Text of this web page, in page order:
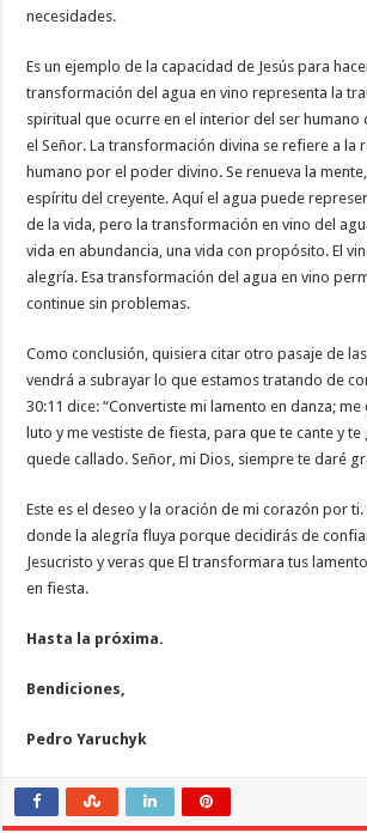
necesidades.
Es un ejemplo de la capacidad de Jesús para
transformación del agua en vino representa la
spiritual que ocurre en el interior del ser humano
el Señor. La transformación divina se refiere a la
humano por el poder divino. Se renueva la
espíritu del creyente. Aquí el agua puede
de la vida, pero la transformación en vino del
vida en abundancia, una vida con propósito. El
alegría. Esa transformación del agua en vino
continue sin problemas.
Como conclusión, quisiera citar otro pasaje de
vendrá a subrayar lo que estamos tratando de
30:11 dice: “Convertiste mi lamento en danza;
luto y me vestiste de fiesta, para que te cante y
quede callado. Señor, mi Dios, siempre te daré
Este es el deseo y la oración de mi corazón por ti.
donde la alegría fluya porque decidirás de
Jesucristo y veras que El transformara tus
en fiesta.
Hasta la próxima.
Bendiciones,
Pedro Yaruchyk